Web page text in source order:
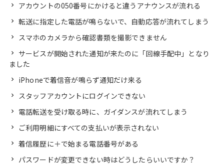
アカウントの050番号にかけると違うアナウンスが流れる
転送に指定した電話が鳴らないで、自動応答が流れてしまう
スマホのカメラから確認書類を撮影できません
サービスが開始された通知が来たのに「回線手配中」となり
ました
iPhoneで着信音が鳴らず通知だけ来る
スタッフアカウントにログインできない
電話転送を受け取る時に、ガイダンスが流れてしまう
ご利用明細にすべての支払いが表示されない
着信履歴に＋で始まる電話番号がある
パスワードが変更できない時はどうしたらいいですか？